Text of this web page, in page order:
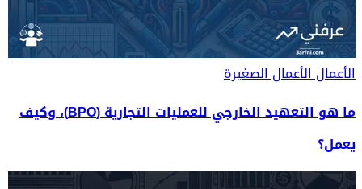
الأعمالالأعمال الصغيرة
ما هو التعهيد الخارجي للعمليات التجارية (BPO)، وكيف
يعمل؟